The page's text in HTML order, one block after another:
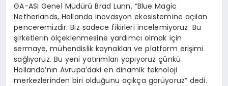
GA-ASI Genel Müdürü Brad Lunn, “Blue Magic
Netherlands, Hollanda inovasyon ekosistemine açılan
penceremizdir. Biz sadece fikirleri incelemiyoruz. Bu
şirketlerin ölçeklenmesine yardımcı olmak için
sermaye, mühendislik kaynakları ve platform erişimi
sağlıyoruz. Bu yeni yatırımları yapıyoruz çünkü
Hollanda’nın Avrupa’daki en dinamik teknoloji
merkezlerinden biri olduğunu açıkça görüyoruz” dedi.